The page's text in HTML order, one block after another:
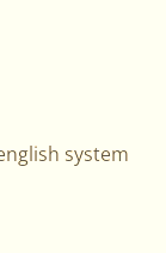
system